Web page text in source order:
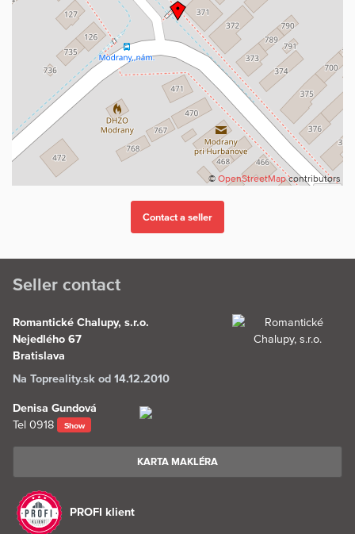
© OpenStreetMapcontributors
Seller contact
Romantické Chalupy, s.r.o.
Nejedlého 67
Bratislava
Na Topreality.sk od 14.12.2010
Denisa Gundová
Tel 0918 Show
KARTA MAKLÉRA
PROFI klient